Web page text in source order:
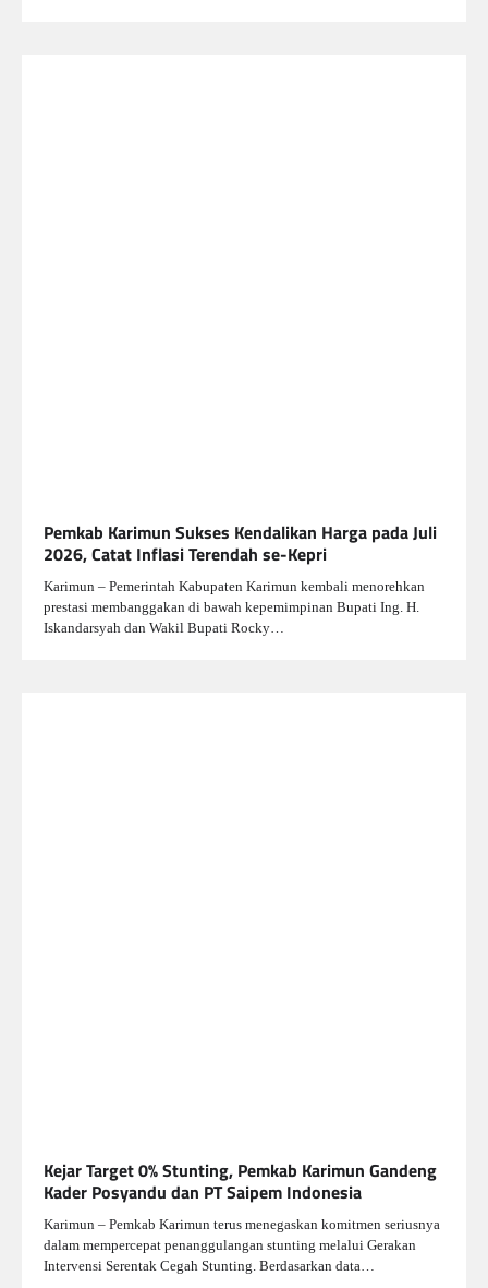
Pemkab Karimun Sukses Kendalikan Harga pada Juli
2026, Catat Inflasi Terendah se-Kepri
Karimun – Pemerintah Kabupaten Karimun kembali menorehkan
prestasi membanggakan di bawah kepemimpinan Bupati Ing. H.
Iskandarsyah dan Wakil Bupati Rocky…
Kejar Target 0% Stunting, Pemkab Karimun Gandeng
Kader Posyandu dan PT Saipem Indonesia
Karimun – Pemkab Karimun terus menegaskan komitmen seriusnya
dalam mempercepat penanggulangan stunting melalui Gerakan
Intervensi Serentak Cegah Stunting. Berdasarkan data…